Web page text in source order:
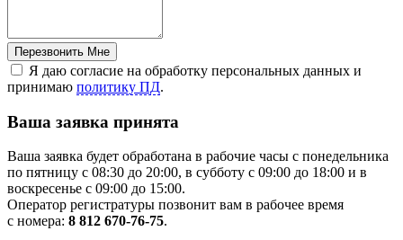
Перезвонить Мне
Я даю согласие на обработку персональных данных и
принимаю политику ПД.
Ваша заявка принята
Ваша заявка будет обработана в рабочие часы с понедельника
по пятницу с 08:30 до 20:00, в субботу с 09:00 до 18:00 и в
воскресенье с 09:00 до 15:00.
Оператор регистратуры позвонит вам в рабочее время
с номера: 8 812 670-76-75.